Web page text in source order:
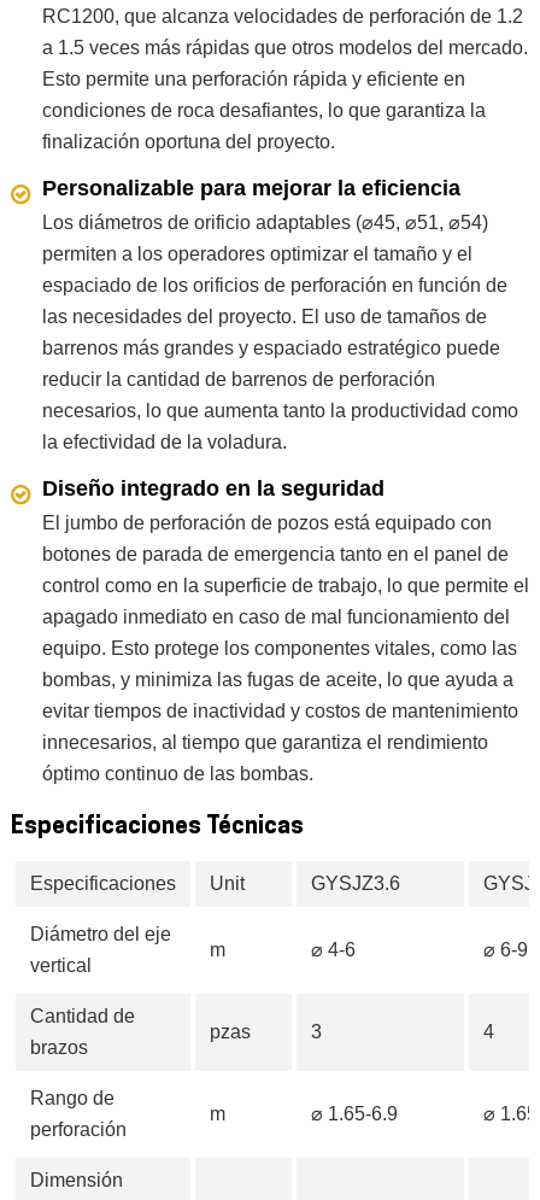
RC1200, que alcanza velocidades de perforación de 1.2
a 1.5 veces más rápidas que otros modelos del mercado.
Esto permite una perforación rápida y eficiente en
condiciones de roca desafiantes, lo que garantiza la
finalización oportuna del proyecto.
Personalizable para mejorar la eficiencia
Los diámetros de orificio adaptables (⌀45, ⌀51, ⌀54)
permiten a los operadores optimizar el tamaño y el
espaciado de los orificios de perforación en función de
las necesidades del proyecto. El uso de tamaños de
barrenos más grandes y espaciado estratégico puede
reducir la cantidad de barrenos de perforación
necesarios, lo que aumenta tanto la productividad como
la efectividad de la voladura.
Diseño integrado en la seguridad
El jumbo de perforación de pozos está equipado con
botones de parada de emergencia tanto en el panel de
control como en la superficie de trabajo, lo que permite el
apagado inmediato en caso de mal funcionamiento del
equipo. Esto protege los componentes vitales, como las
bombas, y minimiza las fugas de aceite, lo que ayuda a
evitar tiempos de inactividad y costos de mantenimiento
innecesarios, al tiempo que garantiza el rendimiento
óptimo continuo de las bombas.
Especificaciones Técnicas
Especificaciones Unit GYSJZ3.6
Diámetro del eje
vertical
m ⌀ 4-6 ⌀ 6-9
Cantidad de
brazos
pzas 3 4
Rango de
perforación
m ⌀ 1.65-6.9 ⌀
Dimensión